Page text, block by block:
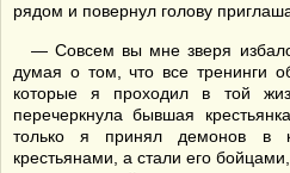
рядом и повернул голову
— Совсем вы мне зверя
думая о том, что все тренинги
которые я проходил в той
перечеркнула бывшая
только я принял демонов в
крестьянами, а стали его